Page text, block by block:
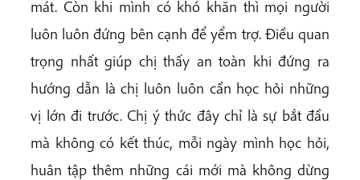
mát. Còn khi mình có khó khăn thì mọi người
luôn luôn đứng bên cạnh để yểm trợ. Điều quan
trọng nhất giúp chị thấy an toàn khi đứng ra
hướng dẫn là chị luôn luôn cần học hỏi những
vị lớn đi trước. Chị ý thức đây chỉ là sự bắt đầu
mà không có kết thúc, mỗi ngày mình học hỏi,
huân tập thêm những cái mới mà không dừng